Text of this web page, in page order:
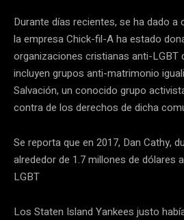
Durante días recientes, se ha dado a
la empresa Chick-fil-A ha estado
organizaciones cristianas anti-LGBT
incluyen grupos anti-matrimonio
Salvación, un conocido grupo
contra de los derechos de dicha
Se reporta que en 2017, Dan Cathy,
alrededor de 1.7 millones de dólares
LGBT
Los Staten Island Yankees justo